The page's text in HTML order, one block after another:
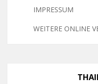
IMPRESSUM
WEITERE ONLINE